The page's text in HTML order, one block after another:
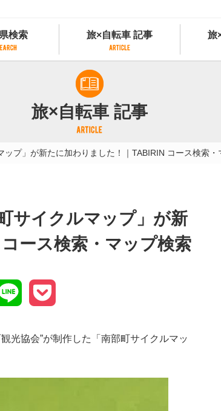
検索
ング情報
ンキング
旅×自転車 記事
旅×自転車 記事
記事一覧
カテゴリから探す
タグから探す
旅
サイクリストにやさしい宿
サイクルトレイン
予約ができるレンタサイクル
子供用自転車があるレンタサイクル
タンデム自転車があるレンタサイクル
鉄道駅に近いレンタサイクル
旅×自転車 記事
ップ」が新たに加わりました！｜TABIRIN コース検索・
サイクルマップ」が新
ース検索・マップ検索
Line
光協会”が制作した「南部町サイクルマッ